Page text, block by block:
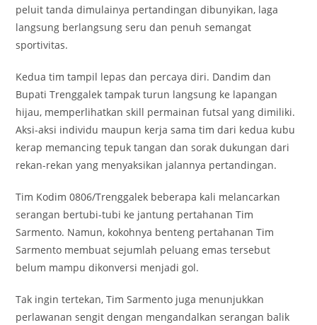
peluit tanda dimulainya pertandingan dibunyikan, laga
langsung berlangsung seru dan penuh semangat
sportivitas.
Kedua tim tampil lepas dan percaya diri. Dandim dan
Bupati Trenggalek tampak turun langsung ke lapangan
hijau, memperlihatkan skill permainan futsal yang dimiliki.
Aksi-aksi individu maupun kerja sama tim dari kedua kubu
kerap memancing tepuk tangan dan sorak dukungan dari
rekan-rekan yang menyaksikan jalannya pertandingan.
Tim Kodim 0806/Trenggalek beberapa kali melancarkan
serangan bertubi-tubi ke jantung pertahanan Tim
Sarmento. Namun, kokohnya benteng pertahanan Tim
Sarmento membuat sejumlah peluang emas tersebut
belum mampu dikonversi menjadi gol.
Tak ingin tertekan, Tim Sarmento juga menunjukkan
perlawanan sengit dengan mengandalkan serangan balik